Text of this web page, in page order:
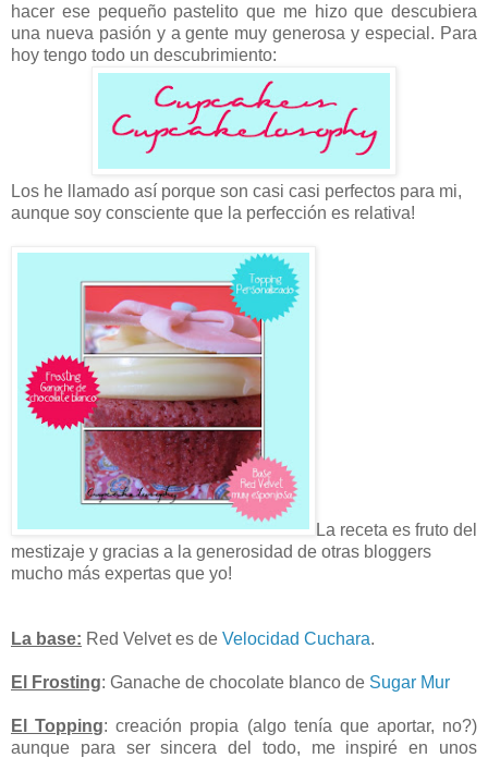
hacer ese pequeño pastelito que me hizo que descubiera
una nueva pasión y a gente muy generosa y especial. Para
hoy tengo todo un descubrimiento:
Los he llamado así porque son casi casi perfectos para mi,
aunque soy consciente que la perfección es relativa!
La receta es fruto del
mestizaje y gracias a la generosidad de otras bloggers
mucho más expertas que yo!
La base: Red Velvet es de Velocidad Cuchara.
El Frosting: Ganache de chocolate blanco de Sugar Mur
El Topping: creación propia (algo tenía que aportar, no?)
aunque para ser sincera del todo, me inspiré en unos